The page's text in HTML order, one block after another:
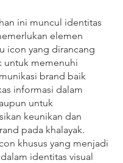
ini muncul identitas
elemen
icon yang dirancang
untuk memenuhi
brand baik
informasi dalam
untuk
keunikan dan
pada khalayak.
khusus yang menjadi
identitas visual